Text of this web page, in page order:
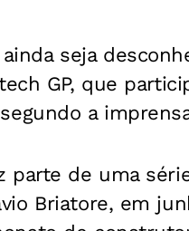
seja
GP, que
a
parte de uma
Briatore, em